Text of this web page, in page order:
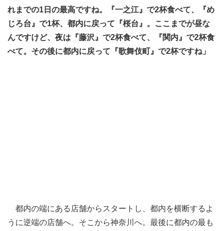
れまでの1日の最高ですね。『一之江』で2杯食べて、『め
じろ台』で1杯、都内に戻って『桜台』。ここまでが昼な
んですけど、夜は『藤沢』で2杯食べて、『関内』で2杯食
べて。その後に都内に戻って『歌舞伎町』で2杯ですね」
都内の端にある店舗からスタートし、都内を横断するよ
うに逆端の店舗へ。そこから神奈川へ。最後に都内の最も